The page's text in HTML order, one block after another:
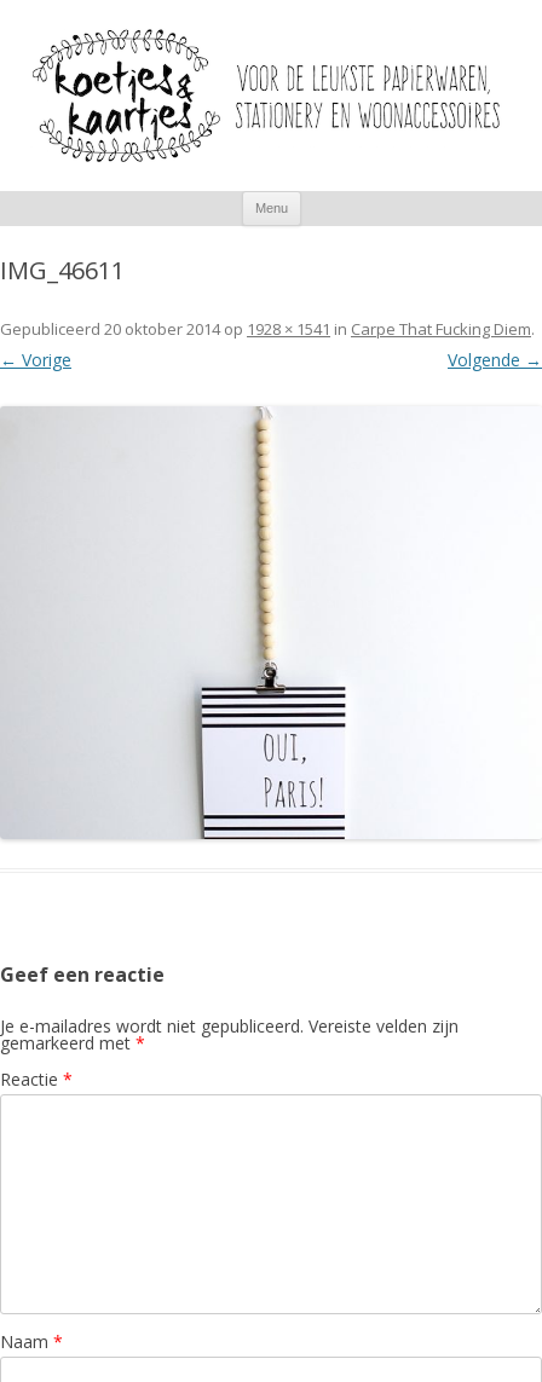
Menu
inhoud
IMG_46611
Gepubliceerd 20 oktober 2014op 1928 × 1541 in Carpe That Fucking Diem.
← Vorige Volgende →
Geef een reactie
Je e-mailadres wordt niet gepubliceerd. Vereiste velden zijn
gemarkeerd met *
Reactie *
Naam *